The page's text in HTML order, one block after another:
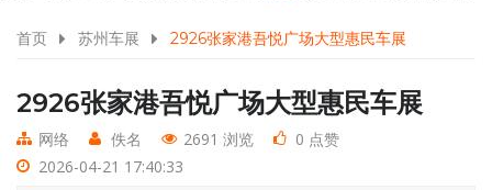
首页 苏州车展 2926张家港吾悦广场大型惠民车展
2926张家港吾悦广场大型惠民车展
网络 佚名 2691 浏览
0 点赞
2026-04-21 17:40:33